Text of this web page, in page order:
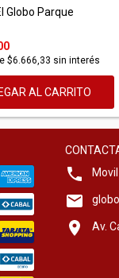
Globo Parque
$6.666,33 sin interés
AL CARRITO
Av.